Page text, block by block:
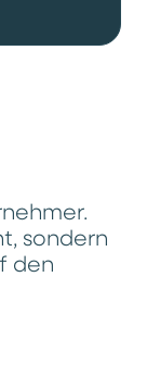
sondern
den